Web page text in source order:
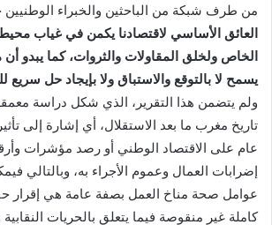
من طرف شبكة من الباحثين والخبراء الوطنيين
العائق الأساسي لاقتصادنا يكمن في غياب
الخاص ولخلق المقاولات والثروات، كما يبدو أن
يسمح لا بالتوقع والاستباق ولا بإيجاد حل سريع
ولم يتضمن هذا التقرير، الذي شكل دراسة
تاريخ مغرب ما بعد الاستقلال، أي إشارة إلى
عام على الاقتصاد الوطني أو رصد مؤشرات
إضرابات العمال وعموم الأجراء به، وبالتالي
عوامل صحة مناخ العمل بصفة عامة هي إقرار
كاملة غير منقوصة فيما يتعلق بالحريات